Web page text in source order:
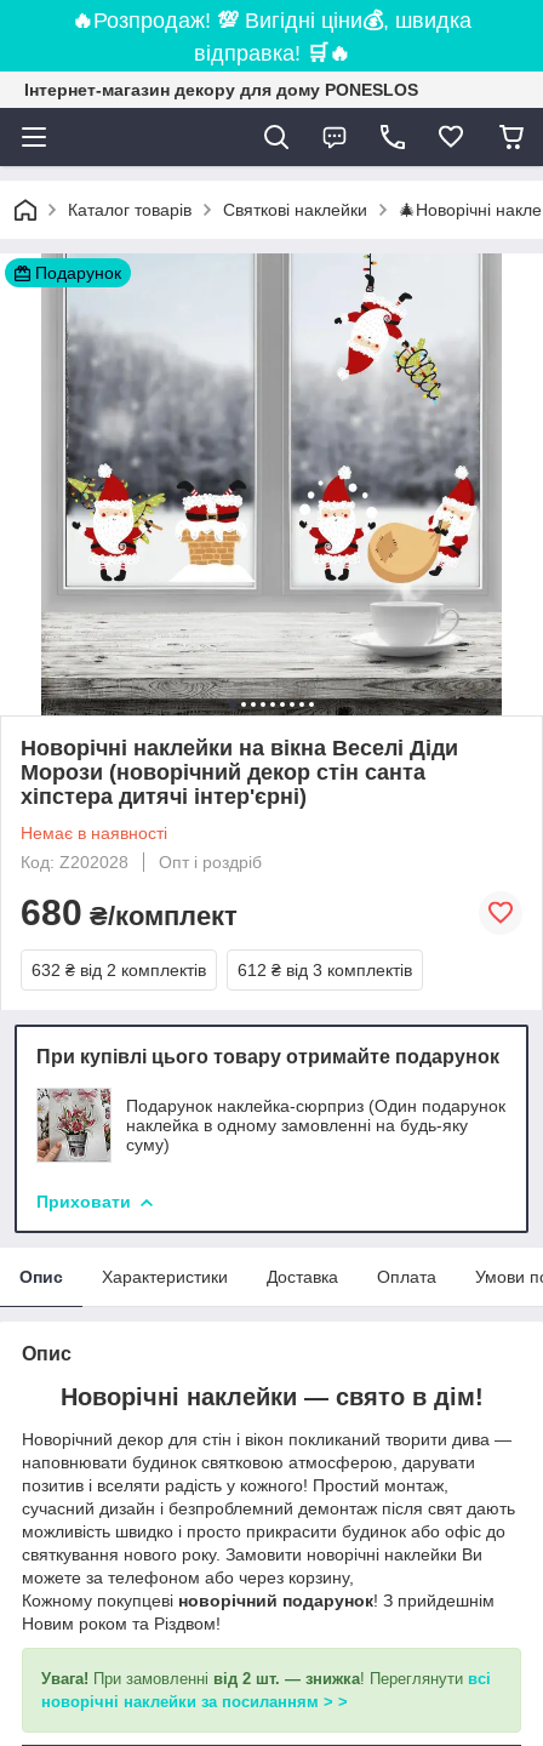
🔥Розпродаж! 💯 Вигідні ціни💰, швидка
відправка! 🛒 🔥
Інтернет-магазин декору для дому PONESLOS
Каталог товарів Святкові наклейки 🎄Новорічні
Подарунок
Новорічні наклейки на вікна Веселі Діди
Морози (новорічний декор стін санта
хіпстера дитячі інтер'єрні)
Немає в наявності
Код: Z202028
Опт і роздріб
680 ₴/комплект
632 ₴ від 2 комплектів 612 ₴ від 3 комплектів
При купівлі цього товару отримайте подарунок
Подарунок наклейка-сюрприз (Один подарунок
наклейка в одному замовленні на будь-яку
суму)
Приховати
Опис Характеристики Доставка Оплата Умови
Опис
Новорічні наклейки — свято в дім!
Новорічний декор для стін і вікон покликаний творити дива —
наповнювати будинок святковою атмосферою, дарувати
позитив і вселяти радість у кожного! Простий монтаж,
сучасний дизайн і безпроблемний демонтаж після свят дають
можливість швидко і просто прикрасити будинок або офіс до
святкування нового року. Замовити новорічні наклейки Ви
можете за телефоном або через корзину,
Кожному покупцеві новорічний подарунок! З прийдешнім
Новим роком та Різдвом!
Увага! При замовленні від 2 шт. — знижка! Переглянути всі
новорічні наклейки за посиланням > >